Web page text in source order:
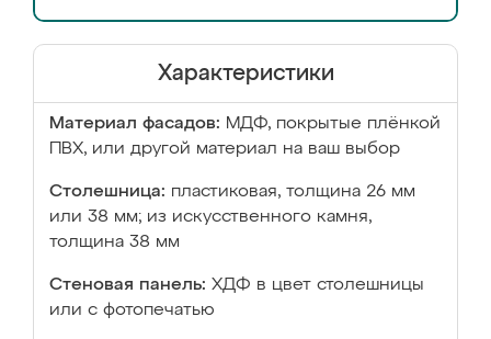
Характеристики
Материал фасадов: МДФ, покрытые плёнкой
ПВХ, или другой материал на ваш выбор
Столешница: пластиковая, толщина 26 мм
или 38 мм; из искусственного камня,
толщина 38 мм
Стеновая панель: ХДФ в цвет столешницы
или с фотопечатью